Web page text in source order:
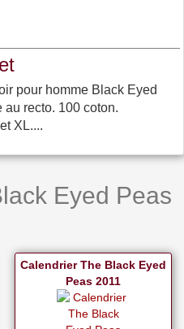
pour homme Black Eyed
au recto. 100 coton.
XL....
Eyed Peas
Calendrier The Black Eyed
Peas 2011